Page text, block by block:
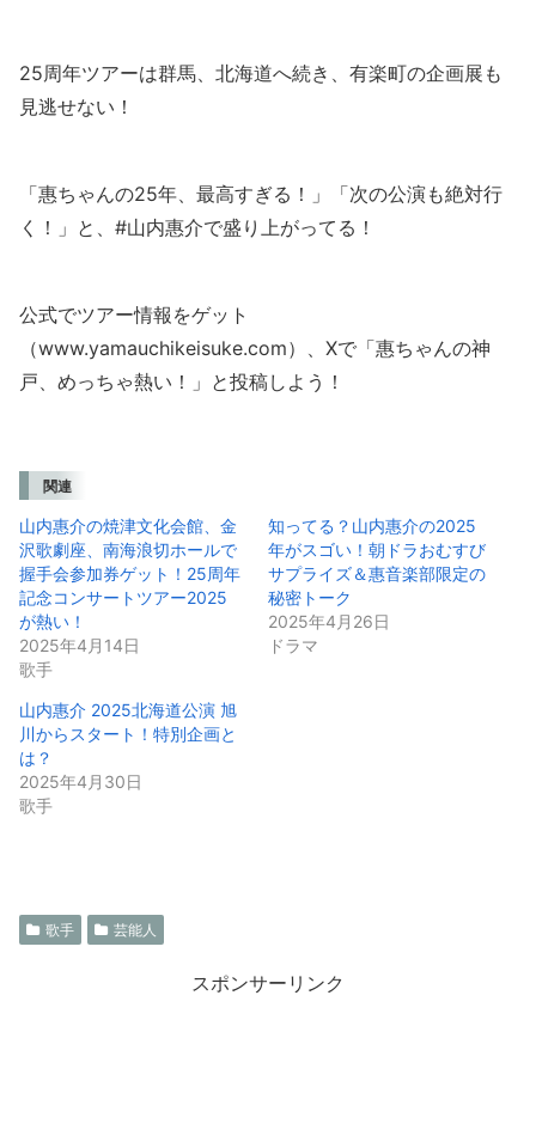
25周年ツアーは群馬、北海道へ続き、有楽町の企画展も
見逃せない！
「惠ちゃんの25年、最高すぎる！」「次の公演も絶対行
く！」と、#山内惠介で盛り上がってる！
公式でツアー情報をゲット
（www.yamauchikeisuke.com）、Xで「惠ちゃんの神
戸、めっちゃ熱い！」と投稿しよう！
関連
山内惠介の焼津文化会館、金
沢歌劇座、南海浪切ホールで
握手会参加券ゲット！25周年
記念コンサートツアー2025
が熱い！
2025年4月14日
歌手
知ってる？山内惠介の2025
年がスゴい！朝ドラおむすび
サプライズ＆惠音楽部限定の
秘密トーク
2025年4月26日
ドラマ
山内惠介 2025北海道公演 旭
川からスタート！特別企画と
は？
2025年4月30日
歌手
歌手 芸能人
スポンサーリンク